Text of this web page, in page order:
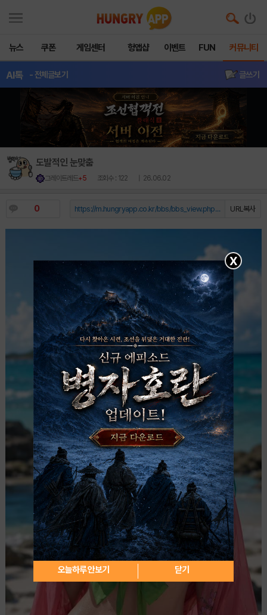
뉴스 쿠폰 게임센터 헝앱샵 이벤트 FUN 커뮤니티
AI톡 - 전체글보기 글쓰기
도발적인 눈맞춤
그레이트레드+5 조회수 : 122 | 26.06.02
0 URL복사
https://m.hungryapp.co.kr/bbs/bbs_view.php?durl=Y...
X
오늘하루 안보기 닫기